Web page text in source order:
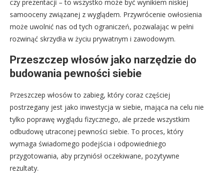
czy prezentacji – to wszystko może być wynikiem niskiej
samooceny związanej z wyglądem. Przywrócenie owłosienia
może uwolnić nas od tych ograniczeń, pozwalając w pełni
rozwinąć skrzydła w życiu prywatnym i zawodowym.
Przeszczep włosów jako narzędzie do
budowania pewności siebie
Przeszczep włosów to zabieg, który coraz częściej
postrzegany jest jako inwestycja w siebie, mająca na celu nie
tylko poprawę wyglądu fizycznego, ale przede wszystkim
odbudowę utraconej pewności siebie. To proces, który
wymaga świadomego podejścia i odpowiedniego
przygotowania, aby przyniósł oczekiwane, pozytywne
rezultaty.